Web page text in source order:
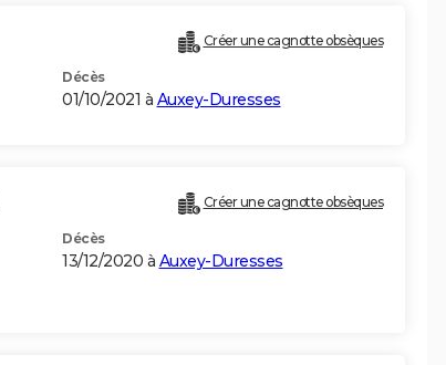
Créer une cagnotte obsèques
Décès
01/10/2021 à Auxey-Duresses
Créer une cagnotte obsèques
Décès
13/12/2020 à Auxey-Duresses